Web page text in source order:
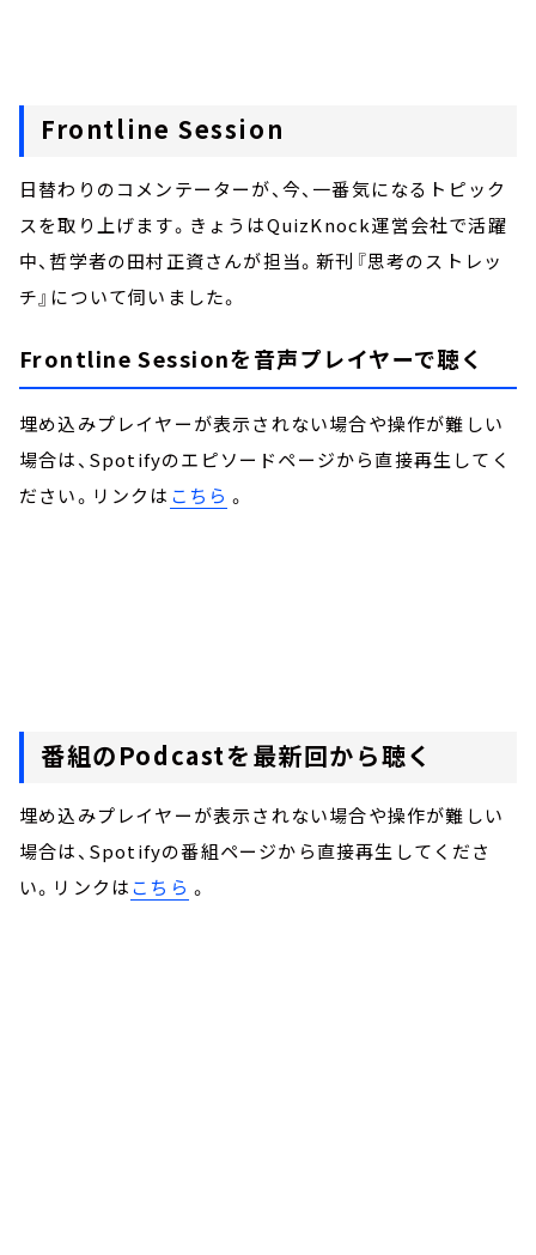
Frontline Session
日替わりのコメンテーターが、今、一番気になるトピック
スを取り上げます。きょうはQuizKnock運営会社で活躍
中、哲学者の田村正資さんが担当。新刊『思考のストレッ
チ』について伺いました。
Frontline Sessionを音声プレイヤーで聴く
埋め込みプレイヤーが表示されない場合や操作が難しい
場合は、Spotifyのエピソードページから直接再生してく
ださい。リンクは こちら 。
番組のPodcastを最新回から聴く
埋め込みプレイヤーが表示されない場合や操作が難しい
場合は、Spotifyの番組ページから直接再生してくださ
い。リンクはこちら 。